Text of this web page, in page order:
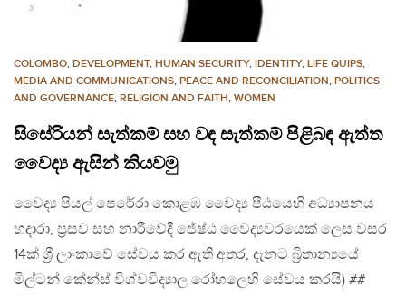
COLOMBO, DEVELOPMENT, HUMAN SECURITY, IDENTITY, LIFE QUIPS,
MEDIA AND COMMUNICATIONS, PEACE AND RECONCILIATION, POLITICS
AND GOVERNANCE, RELIGION AND FAITH, WOMEN
සිසේරියන් සැත්කම්‍ සහ වඳ සැත්කම් පිළිබඳ ඇත්ත
වෛද්‍ය ඇසින් කියවමු
වෛද්‍ය පියල් පෙරේරා කොළඹ වෛද්‍ය පීඨයෙහි අධ්‍යාපනය
හදාරා, ප්‍රසව සහ නාරීවේදී ජේෂ්ඨ වෛද්‍යවරයෙක් ලෙස වසර
14ක් ශ්‍රී ලාංකාවේ සේවය කර ඇති අතර, දැනට බ්‍රිතාන්‍යයේ
මිල්ටන් කේන්ස් විශ්වවිද්‍යාල රෝහලෙහි සේවය කරයි) ##